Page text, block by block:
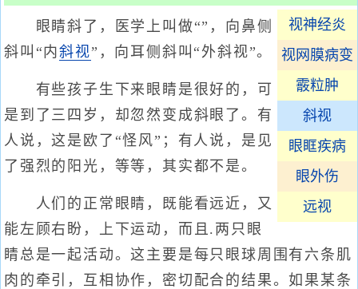
视神经炎
视网膜病变
霰粒肿
斜视
眼眶疾病
眼外伤
远视
眼睛斜了，医学上叫做“”，向鼻侧
斜叫“内斜视”，向耳侧斜叫“外斜视”。
有些孩子生下来眼睛是很好的，可
是到了三四岁，却忽然变成斜眼了。有
人说，这是欧了“怪风”；有人说，是见
了强烈的阳光，等等，其实都不是。
人们的正常眼睛，既能看远近，又
能左顾右盼，上下运动，而且.两只眼
睛总是一起活动。这主要是每只眼球周围有六条肌
肉的牵引，互相协作，密切配合的结果。如果某条